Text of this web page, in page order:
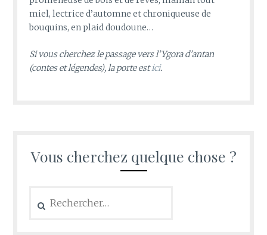
miel, lectrice d’automne et chroniqueuse de
bouquins, en plaid doudoune…
Si vous cherchez le passage vers l’Ygora d’antan
(contes et légendes), la porte estici.
Vous cherchez quelque chose ?